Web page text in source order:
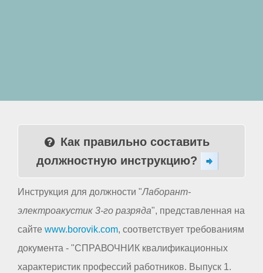
Как правильно составить
должностную инструкцию?
Инструкция для должности "Лаборант-
электроакустик 3-го разряда", представленная на
сайте www.borovik.com, соответствует требованиям
документа - "СПРАВОЧНИК квалификационных
характеристик профессий работников. Выпуск 1.